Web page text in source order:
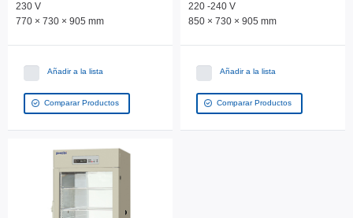
230 V
770 × 730 × 905 mm
Añadir a la lista
Comparar Productos
220 -240 V
850 × 730 × 905 mm
Añadir a la lista
Comparar Productos